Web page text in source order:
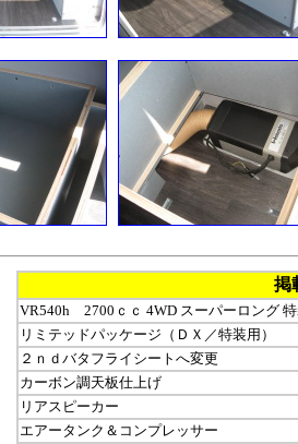
掲
VR540h 2700ｃｃ 4WD スーパーロング
リミテッドパッケージ（ＤＸ／特装用）
２ｎｄバタフライシートへ変更
カーボン調天板仕上げ
リアスピーカー
エアータンク＆コンプレッサー